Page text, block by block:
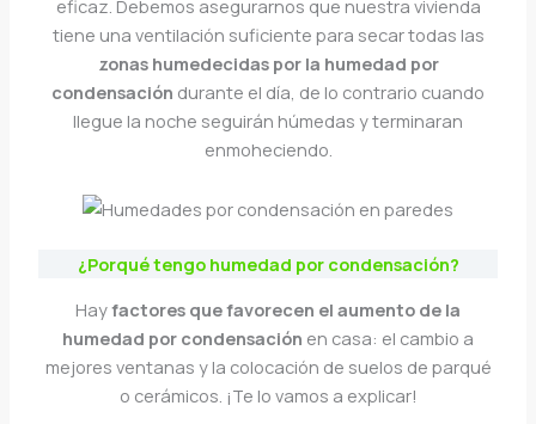
eficaz. Debemos asegurarnos que nuestra vivienda
tiene una ventilación suficiente para secar todas las
zonas humedecidas por la humedad por
condensación durante el día, de lo contrario cuando
llegue la noche seguirán húmedas y terminaran
enmoheciendo.
¿Porqué tengo humedad por condensación?
Hayfactores que favorecen el aumento de la
humedad por condensación en casa: el cambio a
mejores ventanas y la colocación de suelos de parqué
o cerámicos. ¡Te lo vamos a explicar!